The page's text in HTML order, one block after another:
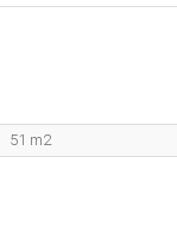
51 m2